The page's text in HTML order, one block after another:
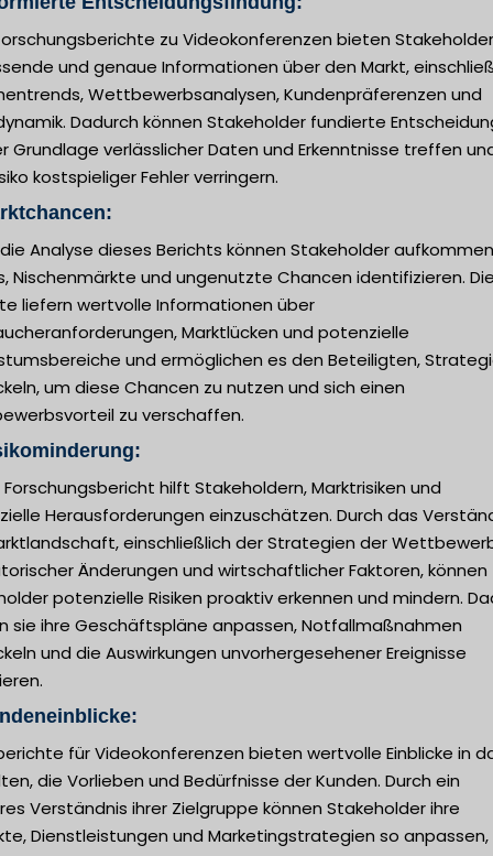
zu Videokonferenzen bieten
und genaue Informationen über den Markt,
Wettbewerbsanalysen, Kundenpräferenzen und
Dadurch können Stakeholder fundierte
Grundlage verlässlicher Daten und Erkenntnisse treffen
kostspieliger Fehler verringern.
Analyse dieses Berichts können Stakeholder
Nischenmärkte und ungenutzte Chancen identifizieren.
liefern wertvolle Informationen über
Marktlücken und potenzielle
und ermöglichen es den Beteiligten,
um diese Chancen zu nutzen und sich einen
zu verschaffen.
Forschungsbericht hilft Stakeholdern, Marktrisiken und
Herausforderungen einzuschätzen. Durch das
einschließlich der Strategien der
Änderungen und wirtschaftlicher Faktoren, können
potenzielle Risiken proaktiv erkennen und mindern.
sie ihre Geschäftspläne anpassen, Notfallmaßnahmen
und die Auswirkungen unvorhergesehener Ereignisse
für Videokonferenzen bieten wertvolle Einblicke in
die Vorlieben und Bedürfnisse der Kunden. Durch ein
Verständnis ihrer Zielgruppe können Stakeholder ihre
Dienstleistungen und Marketingstrategien so